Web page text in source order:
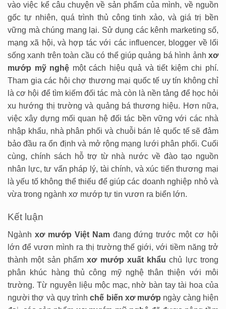
vào việc kể câu chuyện về sản phẩm của mình, về nguồn
gốc tự nhiên, quá trình thủ công tinh xảo, và giá trị bền
vững mà chúng mang lại. Sử dụng các kênh marketing số,
mạng xã hội, và hợp tác với các influencer, blogger về lối
sống xanh trên toàn cầu có thể giúp quảng bá hình ảnh xơ
mướp mỹ nghệ một cách hiệu quả và tiết kiệm chi phí.
Tham gia các hội chợ thương mại quốc tế uy tín không chỉ
là cơ hội để tìm kiếm đối tác mà còn là nền tảng để học hỏi
xu hướng thị trường và quảng bá thương hiệu. Hơn nữa,
việc xây dựng mối quan hệ đối tác bền vững với các nhà
nhập khẩu, nhà phân phối và chuỗi bán lẻ quốc tế sẽ đảm
bảo đầu ra ổn định và mở rộng mạng lưới phân phối. Cuối
cùng, chính sách hỗ trợ từ nhà nước về đào tạo nguồn
nhân lực, tư vấn pháp lý, tài chính, và xúc tiến thương mại
là yếu tố không thể thiếu để giúp các doanh nghiệp nhỏ và
vừa trong ngành xơ mướp tự tin vươn ra biển lớn.
Kết luận
Ngành xơ mướp Việt Namđang đứng trước một cơ hội
lớn để vươn mình ra thị trường thế giới, với tiềm năng trở
thành một sản phẩmxơ mướp xuất khẩu chủ lực trong
phân khúc hàng thủ công mỹ nghệ thân thiện với môi
trường. Từ nguyên liệu mộc mạc, nhờ bàn tay tài hoa của
người thợ và quy trìnhchế biến xơ mướp ngày càng hiện